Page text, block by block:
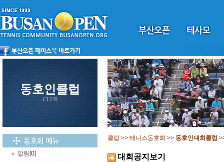
동호인클럽
CLUB
알림 [0]
클럽 >> 테니스동호회 >> 동호인대회클럽
대회공지보기